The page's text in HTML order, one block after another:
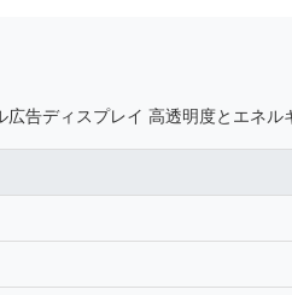
広告ディスプレイ 高透明度とエネ